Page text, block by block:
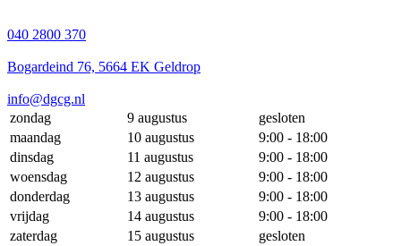
040 2800 370
Bogardeind 76, 5664 EK Geldrop
info@dgcg.nl
zondag
9 augustus
gesloten
maandag
10 augustus
9:00 - 18:00
dinsdag
11 augustus
9:00 - 18:00
woensdag
12 augustus
9:00 - 18:00
donderdag
13 augustus
9:00 - 18:00
vrijdag
14 augustus
9:00 - 18:00
zaterdag
15 augustus
gesloten